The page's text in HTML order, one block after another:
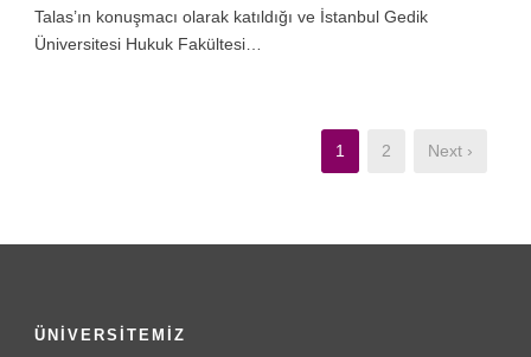
Talas’ın konuşmacı olarak katıldığı ve İstanbul Gedik
Üniversitesi Hukuk Fakültesi…
1 2 Next ›
ÜNİVERSİTEMİZ